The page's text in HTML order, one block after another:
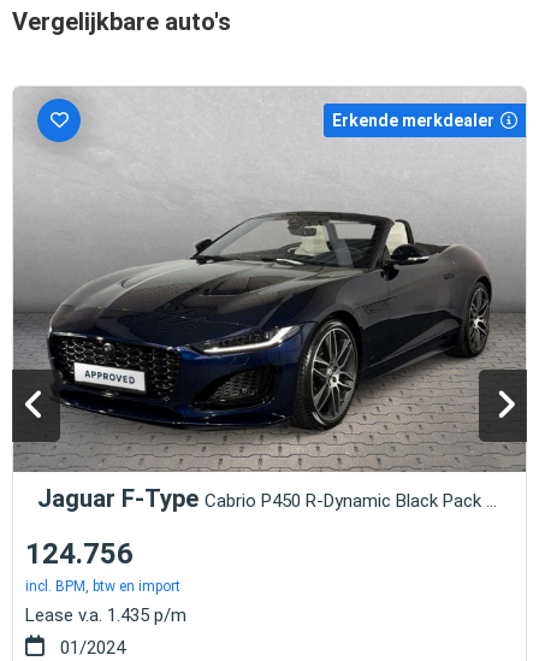
Vergelijkbare auto's
Erkende merkdealer
Jaguar F-Type Cabrio P450 R-Dynamic Black Pack AWD Klima Paket
124.756
incl. BPM, btw en import
Lease v.a. 1.435 p/m
01/2024